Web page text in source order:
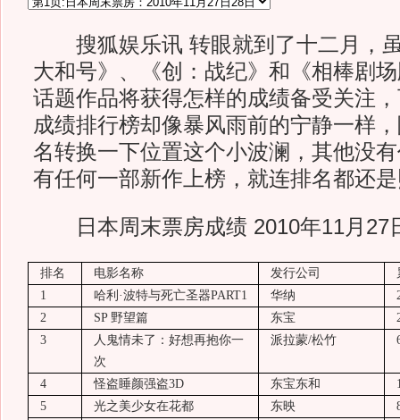
搜狐娱乐讯 转眼就到了十二月，
大和号》、《创：战纪》和《相棒剧
话题作品将获得怎样的成绩备受关注
成绩排行榜却像暴风雨前的宁静一样
名转换一下位置这个小波澜，其他没
有任何一部新作上榜，就连排名都还
日本周末票房成绩 2010年11月27
排名 电影名称 发行公司
1
哈利·波特与死亡圣器PART1 华纳
2
SP 野望篇 东宝
3
人鬼情未了：好想再抱你一
次
派拉蒙/松竹
4 怪盗睡颜强盗3D 东宝东和
5
光之美少女在花都 东映